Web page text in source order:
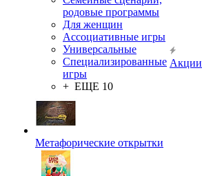
родовые программы
Для женщин
Ассоциативные игры
Универсальные
Специализированные
игры
+ ЕЩЕ 10
Метафорические открытки
Акции